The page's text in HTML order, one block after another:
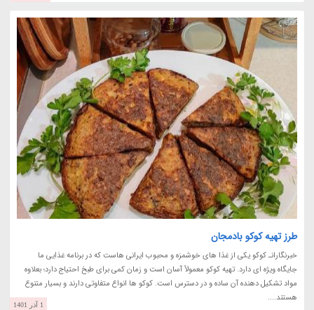
طرز تهیه کوکو بادمجان
خبرنگارانـ کوکو یکی از غذا های خوشمزه و محبوب ایرانی هاست که در برنامه غذایی ما
جایگاه ویژه ای دارد. تهیه کوکو معمولاً آسان است و زمان کمی برای طبخ احتیاج دارد؛ بعلاوه
مواد تشکیل دهنده آن ساده و در دسترس است. کوکو ها انواع متفاوتی دارند و بسیار متنوع
هستند....
1 آذر 1401